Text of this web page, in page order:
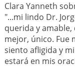
Clara Yanneth
"...mi lindo Dr.
querida y
mejor, único. Fue
siento afligida y
estará en mis